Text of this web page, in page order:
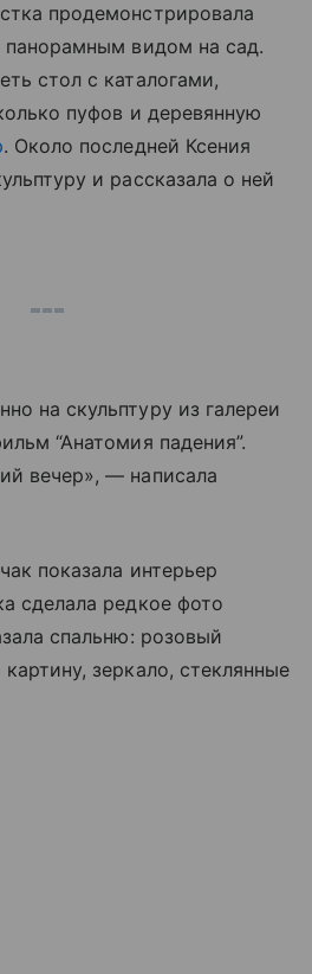
продемонстрировала
панорамным видом на сад.
стол с каталогами,
пуфов и деревянную
. Около последней Ксения
и рассказала о ней
на скульптуру из галереи
“Анатомия падения”.
вечер», — написала
показала интерьер
сделала редкое фото
спальню: розовый
зеркало, стеклянные